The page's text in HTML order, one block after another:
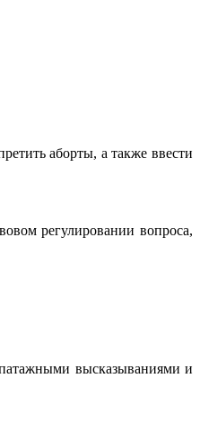
аборты, а также ввести
регулировании вопроса,
высказываниями и